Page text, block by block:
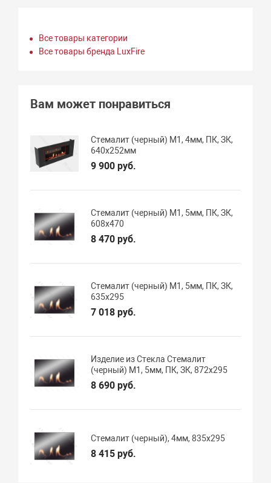
Все товары категории
Все товары бренда LuxFire
Вам может понравиться
Стемалит (черный) М1, 4мм, ПК, ЗК,
640х252мм
9 900 руб.
Стемалит (черный) М1, 5мм, ПК, ЗК,
608х470
8 470 руб.
Стемалит (черный) М1, 5мм, ПК, ЗК,
635х295
7 018 руб.
Изделие из Стекла Стемалит
(черный) М1, 5мм, ПК, ЗК, 872х295
8 690 руб.
Стемалит (черный), 4мм, 835х295
8 415 руб.